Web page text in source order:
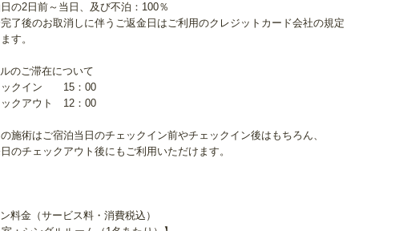
の2日前～当日、及び不泊：100％
了後のお取消しに伴うご返金日はご利用のクレジットカード会社の規定
す。
のご滞在について
ックイン 15：00
ックアウト 12：00
施術はご宿泊当日のチェックイン前やチェックイン後はもちろん、
のチェックアウト後にもご利用いただけます。
料金（サービス料・消費税込）